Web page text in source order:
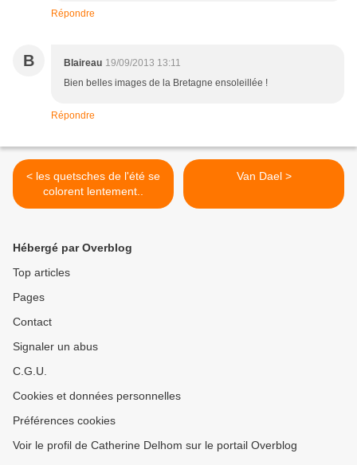
Répondre
B Blaireau 19/09/2013 13:11
Bien belles images de la Bretagne ensoleillée !
Répondre
< les quetsches de l'été se
colorent lentement..
Van Dael >
Hébergé par Overblog
Top articles
Pages
Contact
Signaler un abus
C.G.U.
Cookies et données personnelles
Préférences cookies
Voir le profil de Catherine Delhom sur le portail Overblog